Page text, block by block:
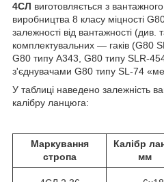
4СЛ виготовляється з
виробництва 8 класу міцності
залежності від вантажності
комплектувальних — гаків (G80
G80 типу A343, G80 типу SLR-
з'єднувачами G80 типу SL-74
У таблиці наведено залежність
калібру ланцюга:
Маркування
стропа
Калібр
мм